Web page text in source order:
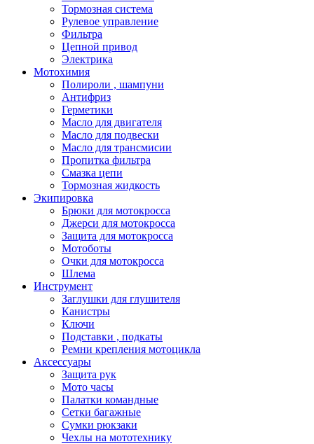
Тормозная система
Рулевое управление
Фильтра
Цепной привод
Электрика
Мотохимия
Полироли , шампуни
Антифриз
Герметики
Масло для двигателя
Масло для подвески
Масло для трансмисии
Пропитка фильтра
Смазка цепи
Тормозная жидкость
Экипировка
Брюки для мотокросса
Джерси для мотокросса
Защита для мотокросса
Мотоботы
Очки для мотокросса
Шлема
Инструмент
Заглушки для глушителя
Канистры
Ключи
Подставки , подкаты
Ремни крепления мотоцикла
Аксессуары
Защита рук
Мото часы
Палатки командные
Сетки багажные
Сумки рюкзаки
Чехлы на мототехнику